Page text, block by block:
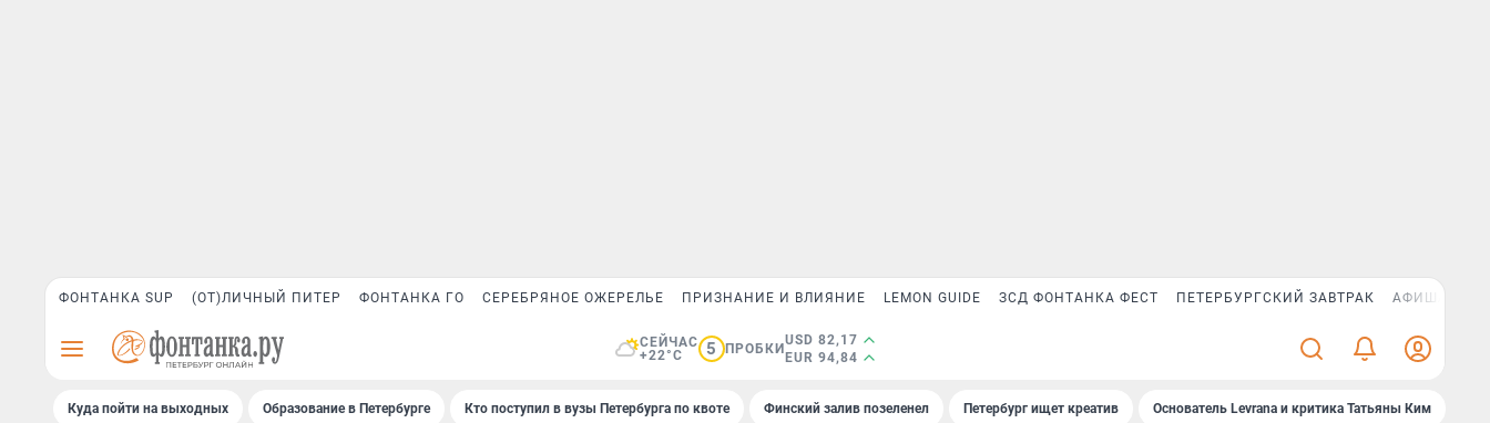
ФОНТАНКА SUP (ОТ)ЛИЧНЫЙ ПИТЕР ФОНТАНКА ГО СЕРЕБРЯНОЕ ОЖЕРЕЛЬЕ ПРИЗНАНИЕ И ВЛИЯНИЕ LEMON GUIDE ЗСД ФОНТАНКА ФЕСТ ПЕТЕРБУРГСКИЙ ЗАВТРАК АФИША PLUS
СЕЙЧАС
+22°C
5 ПРОБКИ
USD 82,17
EUR 94,84
Куда пойти на выходных Образование в Петербурге Кто поступил в вузы Петербурга по квоте Финский залив позеленел Петербург ищет креатив Основатель Levrana и критика Татьяны Ким